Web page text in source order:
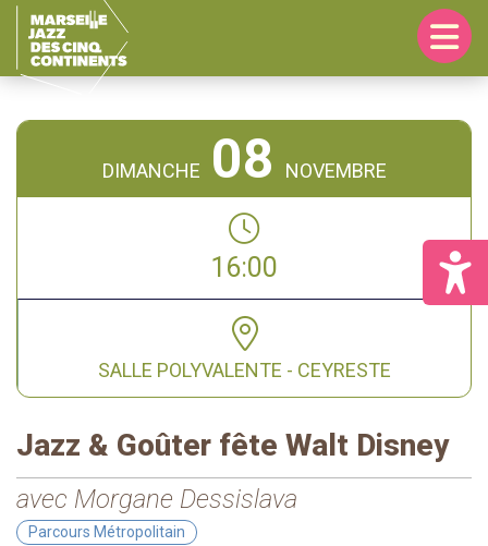
Passer
navigation
principale
Passer
contenu
principal
DIMANCHE 08 NOVEMBRE
16:00
SALLE POLYVALENTE - CEYRESTE
Jazz & Goûter fête Walt Disney
avec Morgane Dessislava
Parcours Métropolitain